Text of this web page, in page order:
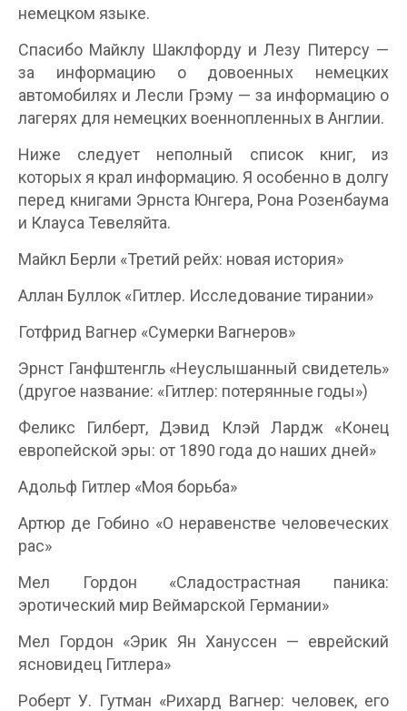
немецком языке.
Спасибо Майклу Шаклфорду и Лезу Питерсу —
за информацию о довоенных немецких
автомобилях и Лесли Грэму — за информацию о
лагерях для немецких военнопленных в Англии.
Ниже следует неполный список книг, из
которых я крал информацию. Я особенно в долгу
перед книгами Эрнста Юнгера, Рона Розенбаума
и Клауса Тевеляйта.
Майкл Берли «Третий рейх: новая история»
Аллан Буллок «Гитлер. Исследование тирании»
Готфрид Вагнер «Сумерки Вагнеров»
Эрнст Ганфштенгль «Неуслышанный свидетель»
(другое название: «Гитлер: потерянные годы»)
Феликс Гилберт, Дэвид Клэй Лардж «Конец
европейской эры: от 1890 года до наших дней»
Адольф Гитлер «Моя борьба»
Артюр де Гобино «О неравенстве человеческих
рас»
Мел Гордон «Сладострастная паника:
эротический мир Веймарской Германии»
Мел Гордон «Эрик Ян Хануссен — еврейский
ясновидец Гитлера»
Роберт У. Гутман «Рихард Вагнер: человек, его